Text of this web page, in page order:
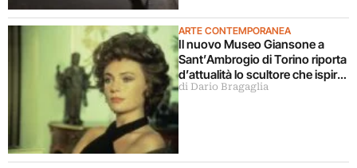
ARTE CONTEMPORANEA
Il nuovo Museo Giansone a
Sant’Ambrogio di Torino riporta
d’attualità lo scultore che ispirò
il libro La donna della domenica
di Dario Bragaglia